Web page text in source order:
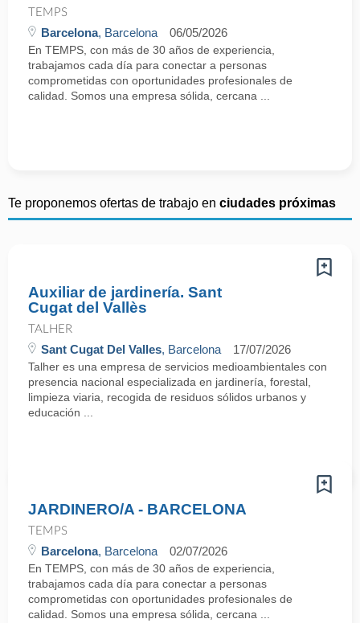
TEMPS
Barcelona, Barcelona 06/05/2026
En TEMPS, con más de 30 años de experiencia,
trabajamos cada día para conectar a personas
comprometidas con oportunidades profesionales de
calidad. Somos una empresa sólida, cercana ...
Te proponemos ofertas de trabajo en ciudades próximas
Auxiliar de jardinería. Sant
Cugat del Vallès
TALHER
Sant Cugat Del Valles, Barcelona 17/07/2026
Talher es una empresa de servicios medioambientales con
presencia nacional especializada en jardinería, forestal,
limpieza viaria, recogida de residuos sólidos urbanos y
educación ...
JARDINERO/A - BARCELONA
TEMPS
Barcelona, Barcelona 02/07/2026
En TEMPS, con más de 30 años de experiencia,
trabajamos cada día para conectar a personas
comprometidas con oportunidades profesionales de
calidad. Somos una empresa sólida, cercana ...